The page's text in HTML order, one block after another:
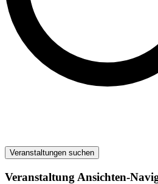
Veranstaltungen suchen
Veranstaltung Ansichten-